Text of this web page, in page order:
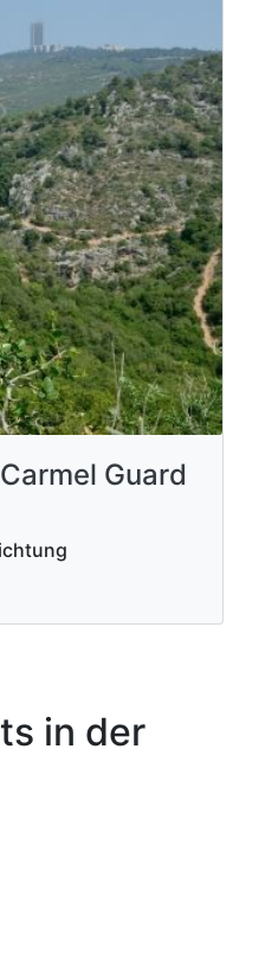
Guard
in der